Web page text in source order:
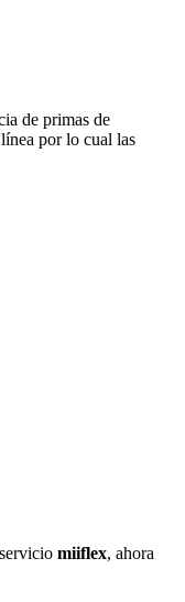
de primas de
por lo cual las
miiflex, ahora